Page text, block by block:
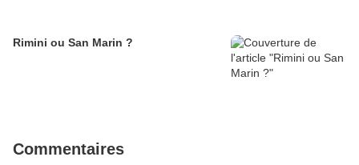
Rimini ou San Marin ?
Commentaires